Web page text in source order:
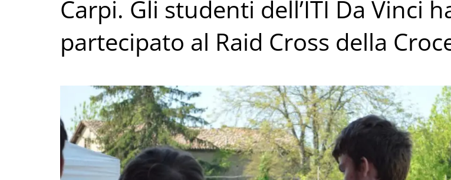
Carpi. Gli studenti dell’ITI Da Vinci
partecipato al Raid Cross della